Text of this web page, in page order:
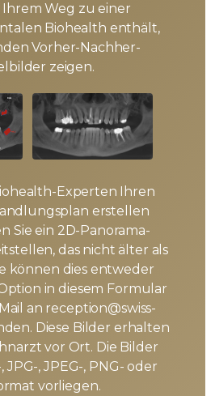
Weg zu einer
Biohealth enthält,
Vorher-Nachher-
zeigen.
Experten Ihren
erstellen
Sie ein 2D-Panorama-
das nicht älter als
können dies entweder
in diesem Formular
an reception@swiss-
Diese Bilder erhalten
vor Ort. Die Bilder
JPG-, JPEG-, PNG- oder
vorliegen.